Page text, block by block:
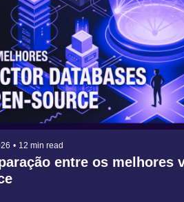
• 12 min read
entre os melhores